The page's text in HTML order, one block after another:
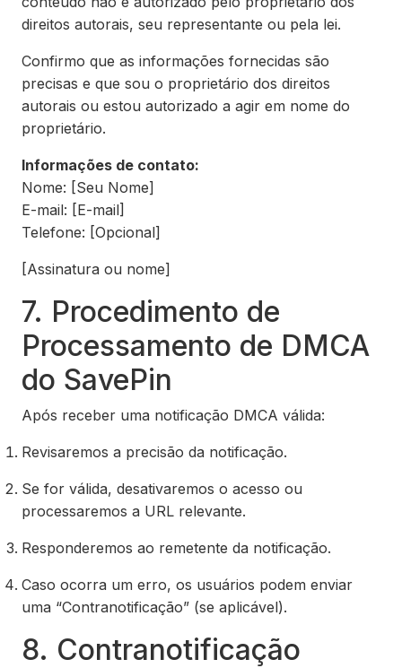
direitos autorais, seu representante ou pela lei.
Confirmo que as informações fornecidas são
precisas e que sou o proprietário dos direitos
autorais ou estou autorizado a agir em nome do
proprietário.
Informações de contato:
Nome: [Seu Nome]
E-mail: [E-mail]
Telefone: [Opcional]
[Assinatura ou nome]
7. Procedimento de
Processamento de DMCA
do SavePin
Após receber uma notificação DMCA válida:
Revisaremos a precisão da notificação.
Se for válida, desativaremos o acesso ou
processaremos a URL relevante.
Responderemos ao remetente da notificação.
Caso ocorra um erro, os usuários podem enviar
uma “Contranotificação” (se aplicável).
8. Contranotificação